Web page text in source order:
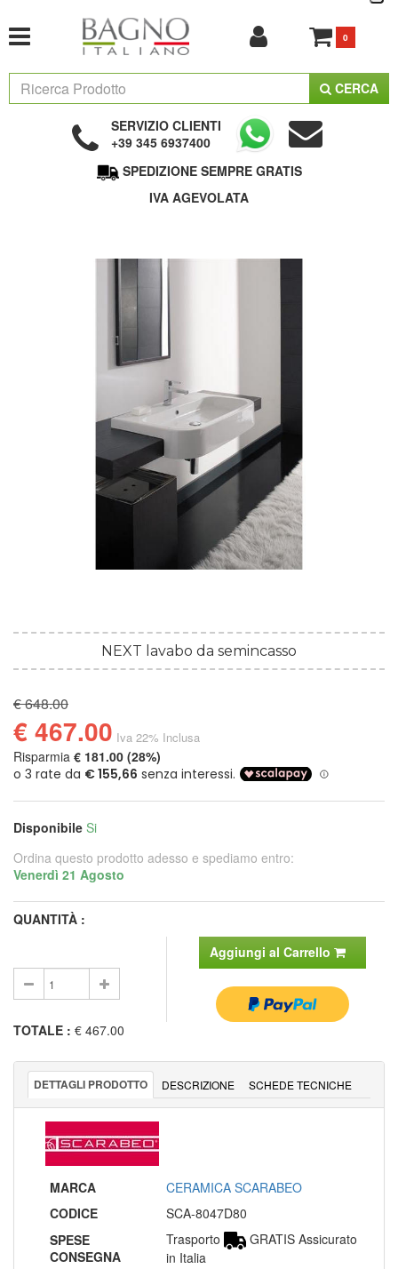
0
CERCA
SERVIZIO CLIENTI
+39 345 6937400
SPEDIZIONE SEMPRE GRATIS
IVA AGEVOLATA
NEXT lavabo da semincasso
€ 648.00
€ 467.00 Iva 22% Inclusa
Risparmia € 181.00 (28%)
Disponibile Si
Ordina questo prodotto adesso e spediamo entro:
Venerdì 21 Agosto
QUANTITÀ :
Aggiungi al Carrello
TOTALE : € 467.00
DETTAGLI PRODOTTO DESCRIZIONE SCHEDE TECNICHE
MARCA
CERAMICA SCARABEO
CODICE
SCA-8047D80
SPESE
CONSEGNA
Trasporto
GRATIS Assicurato
in Italia